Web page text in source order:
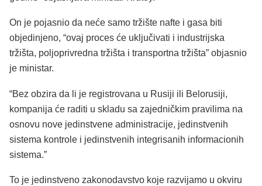
On je pojasnio da neće samo tržište nafte i gasa biti
objedinjeno, “ovaj proces će uključivati i industrijska
tržišta, poljoprivredna tržišta i transportna tržišta” objasnio
je ministar.
“Bez obzira da li je registrovana u Rusiji ili Belorusiji,
kompanija će raditi u skladu sa zajedničkim pravilima na
osnovu nove jedinstvene administracije, jedinstvenih
sistema kontrole i jedinstvenih integrisanih informacionih
sistema.”
To je jedinstveno zakonodavstvo koje razvijamo u okviru